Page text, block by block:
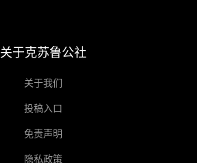
关于克苏鲁公社
关于我们
投稿入口
免责声明
隐私政策